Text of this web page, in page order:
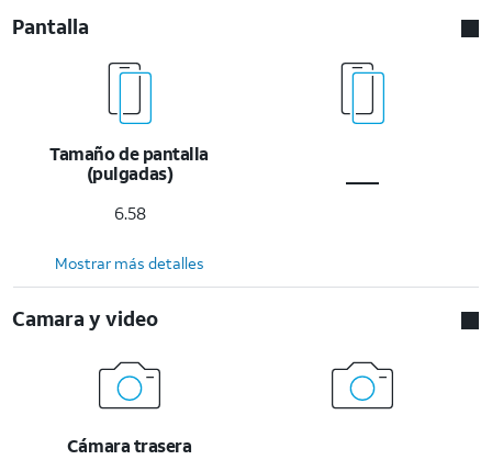
Pantalla
Tamaño de pantalla
(pulgadas)
6.58
Mostrar más detalles
Camara y video
Cámara trasera